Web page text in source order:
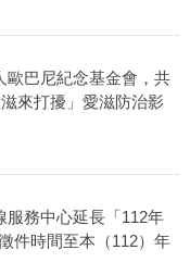
歐巴尼紀念基金會，共
來打擾」愛滋防治影
服務中心延長「112年
件時間至本（112）年